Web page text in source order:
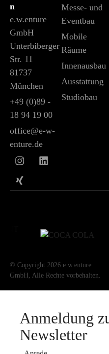
n
e.w.enture
GmbH
Unterbiberger
Str. 11
81737
München
+49 (0)89 -
18 94 19 00
office@e-w-
enture.de
Messe- und
Eventbau
Mobile
Räume
Innenausbau
Ausstattung
Studiobau
© Copyright 2026 e.w.enture
GmbH, Alle Rechte vorbehalten.
Anmeldung
Newsletter